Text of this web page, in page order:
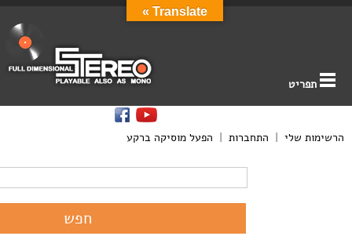
תפריט
הרשימות שלי | התחברות | הפעל מוסיקה ברקע
Translate »